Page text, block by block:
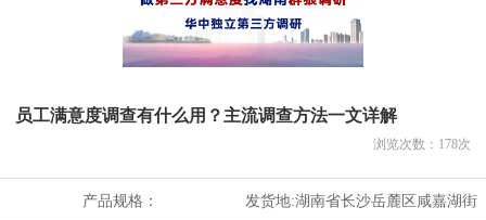
员工满意度调查有什么用？主流调查方法一文详解
浏览次数： 178次
产品规格： 发货地:湖南省长沙岳麓区咸嘉湖街